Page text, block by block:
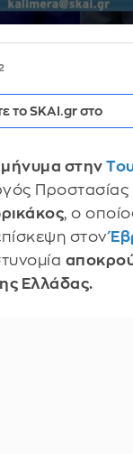
το SKAI.gr στο
στην
Προστασίας
, ο
στον
Ελλάδας.